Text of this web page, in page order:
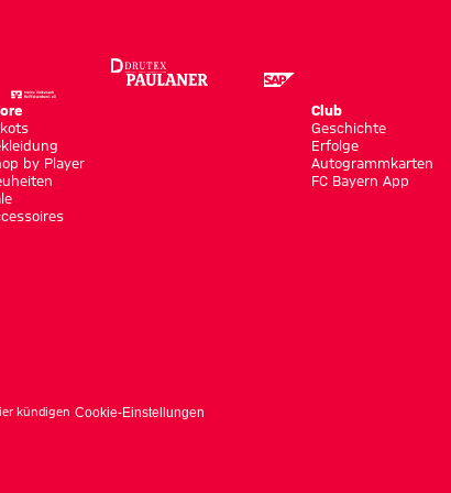
by Player
Club
Geschichte
Erfolge
Autogrammkarten
FC Bayern App
kündigen Cookie-Einstellungen